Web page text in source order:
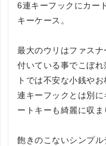
6連キーフックにカー
キーケース。
最大のウリはファス
付いている事でこぼ
トでは不安な小銭や
連キーフックとは別
ートキーも綺麗に収ま
飽きのこないシンプ